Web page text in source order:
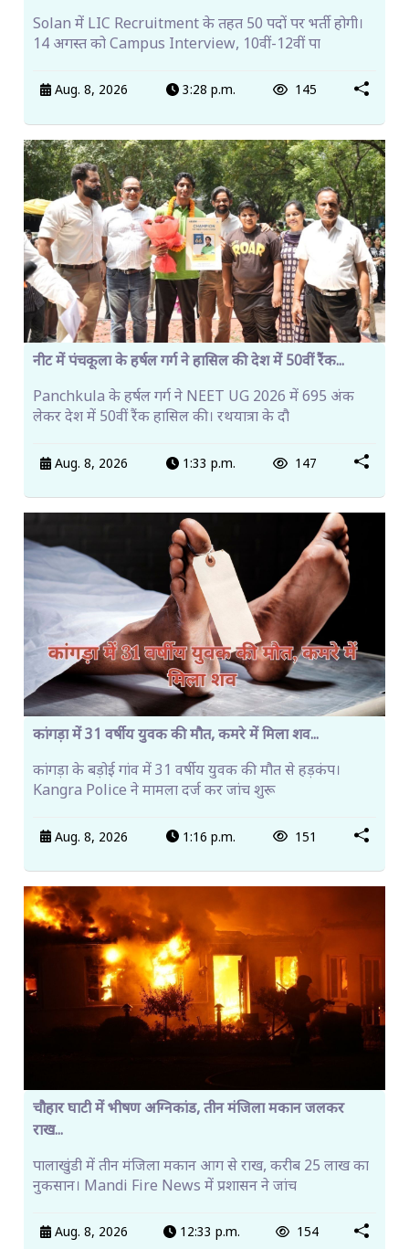
Solan में LIC Recruitment के तहत 50 पदों पर भर्ती होगी।
14 अगस्त को Campus Interview, 10वीं-12वीं पा
Aug. 8, 2026 3:28 p.m. 145
नीट में पंचकूला के हर्षल गर्ग ने हासिल की देश में 50वीं रैंक...
Panchkula के हर्षल गर्ग ने NEET UG 2026 में 695 अंक
लेकर देश में 50वीं रैंक हासिल की। रथयात्रा के दौ
Aug. 8, 2026 1:33 p.m. 147
कांगड़ा में 31 वर्षीय युवक की मौत, कमरे में मिला शव...
कांगड़ा के बड़ोई गांव में 31 वर्षीय युवक की मौत से हड़कंप।
Kangra Police ने मामला दर्ज कर जांच शुरू
Aug. 8, 2026 1:16 p.m. 151
चौहार घाटी में भीषण अग्निकांड, तीन मंजिला मकान जलकर
राख...
पालाखुंडी में तीन मंजिला मकान आग से राख, करीब 25 लाख का
नुकसान। Mandi Fire News में प्रशासन ने जांच
Aug. 8, 2026 12:33 p.m. 154